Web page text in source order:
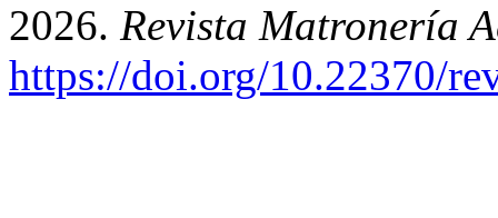
2026. Revista Matronería
https://doi.org/10.22370/